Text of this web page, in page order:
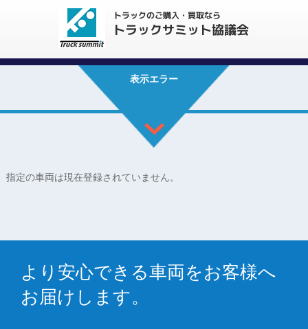
表示エラー
指定の車両は現在登録されていません。
より安心できる車両をお客様へ
お届けします。